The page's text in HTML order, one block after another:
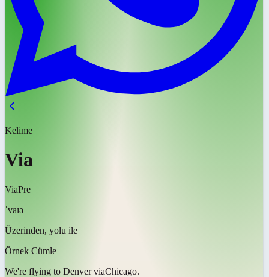
Kelime
Via
ViaPre
ˈvaɪə
Üzerinden, yolu ile
Örnek Cümle
We're flying to Denver viaChicago.